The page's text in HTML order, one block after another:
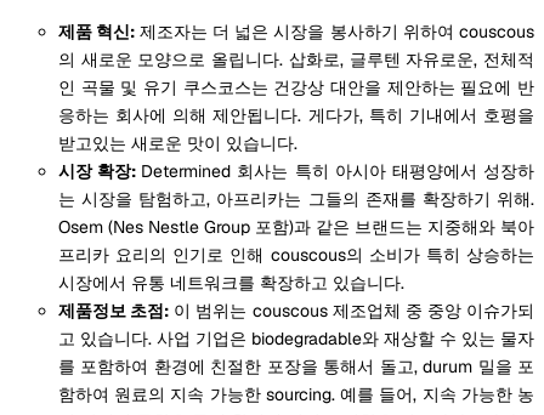
제품 혁신: 제조자는 더 넓은 시장을 봉사하기 위하여 couscous
의 새로운 모양으로 올립니다. 삽화로, 글루텐 자유로운, 전체적
인 곡물 및 유기 쿠스코스는 건강상 대안을 제안하는 필요에 반
응하는 회사에 의해 제안됩니다. 게다가, 특히 기내에서 호평을
받고있는 새로운 맛이 있습니다.
시장 확장: Determined 회사는 특히 아시아 태평양에서 성장하
는 시장을 탐험하고, 아프리카는 그들의 존재를 확장하기 위해.
Osem (Nes Nestle Group 포함)과 같은 브랜드는 지중해와 북아
프리카 요리의 인기로 인해 couscous의 소비가 특히 상승하는
시장에서 유통 네트워크를 확장하고 있습니다.
제품정보 초점: 이 범위는 couscous 제조업체 중 중앙 이슈가되
고 있습니다. 사업 기업은 biodegradable와 재상할 수 있는 물자
를 포함하여 환경에 친절한 포장을 통해서 돌고, durum 밀을 포
함하여 원료의 지속 가능한 sourcing. 예를 들어, 지속 가능한 농